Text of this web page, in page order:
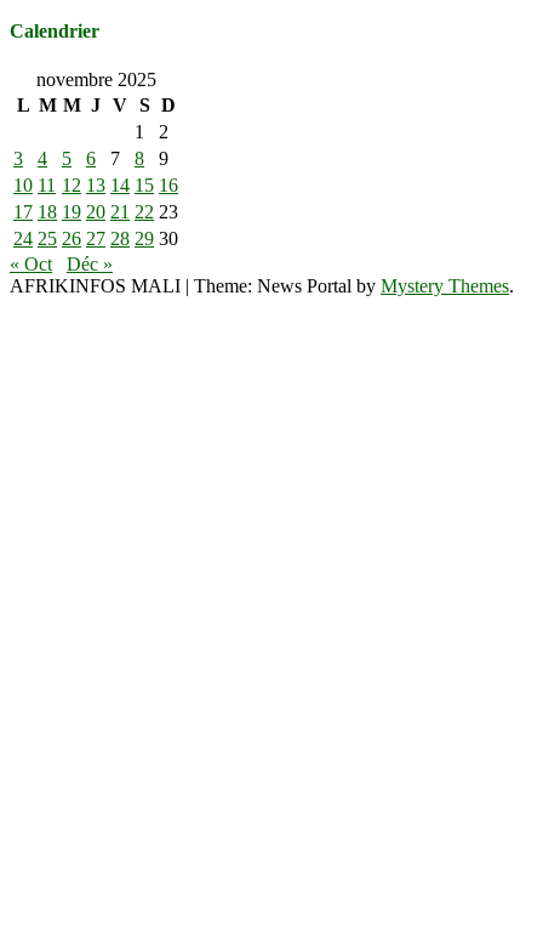
Calendrier
novembre 2025
L M M J V S D
1
2
3
4 5 6 7 8
9
10 11 12 13 14 15 16
17 18 19 20 21 22 23
24 25 26 27 28 29 30
« Oct
Déc »
AFRIKINFOS MALI | Theme: News Portal by Mystery Themes.